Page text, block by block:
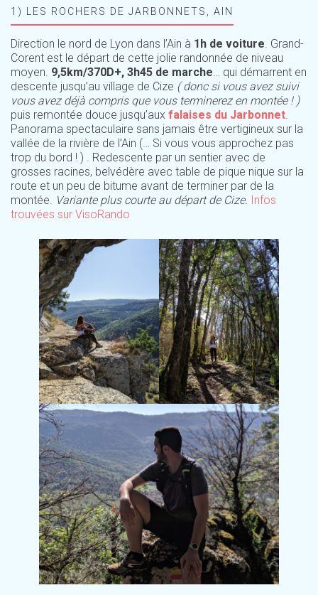
1) LES ROCHERS DE JARBONNETS, AIN
Direction le nord de Lyon dans l’Ain à 1h de voiture. Grand-
Corent est le départ de cette jolie randonnée de niveau
moyen. 9,5km/370D+, 3h45 de marche… qui démarrent en
descente jusqu’au village de Cize ( donc si vous avez suivi
vous avez déjà compris que vous terminerez en montée ! )
puis remontée douce jusqu’aux falaises du Jarbonnet.
Panorama spectaculaire sans jamais être vertigineux sur la
vallée de la rivière de l’Ain (… Si vous vous approchez pas
trop du bord ! ) . Redescente par un sentier avec de
grosses racines, belvédère avec table de pique nique sur la
route et un peu de bitume avant de terminer par de la
montée. Variante plus courte au départ de Cize. Infos
trouvées sur VisoRando